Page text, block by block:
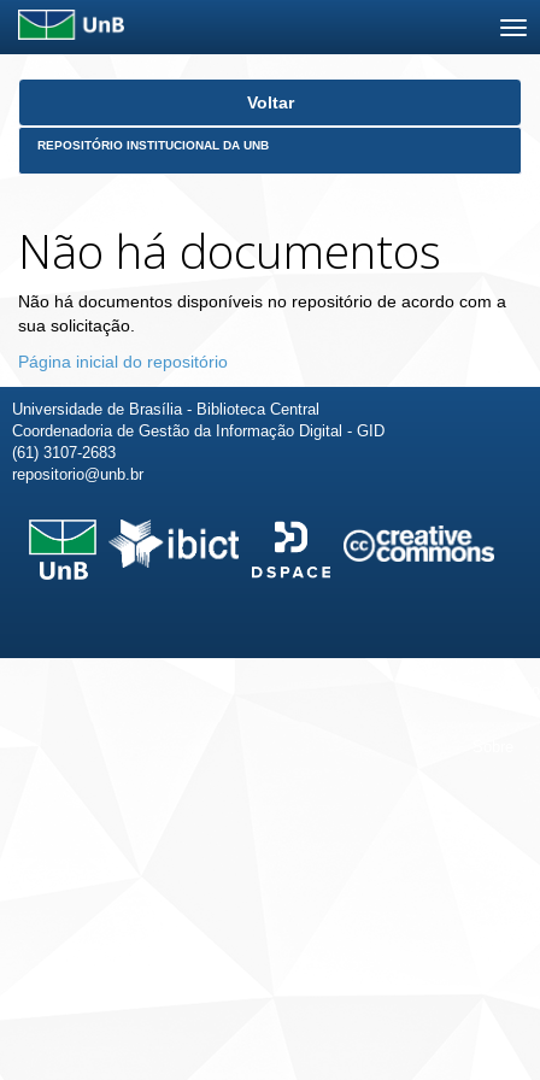
Skip
Voltar
REPOSITÓRIO INSTITUCIONAL DA UNB
Não há documentos
Não há documentos disponíveis no repositório de acordo com a
sua solicitação.
Página inicial do repositório
Universidade de Brasília - Biblioteca Central
Coordenadoria de Gestão da Informação Digital - GID
(61) 3107-2683
repositorio@unb.br